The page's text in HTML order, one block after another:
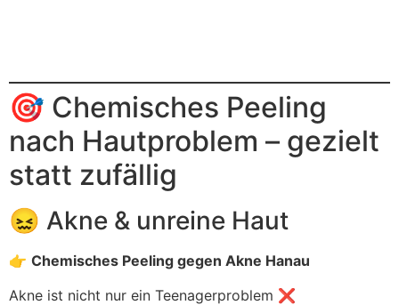
🎯 Chemisches Peeling
nach Hautproblem – gezielt
statt zufällig
😖 Akne & unreine Haut
👉 Chemisches Peeling gegen Akne Hanau
Akne ist nicht nur ein Teenagerproblem ❌